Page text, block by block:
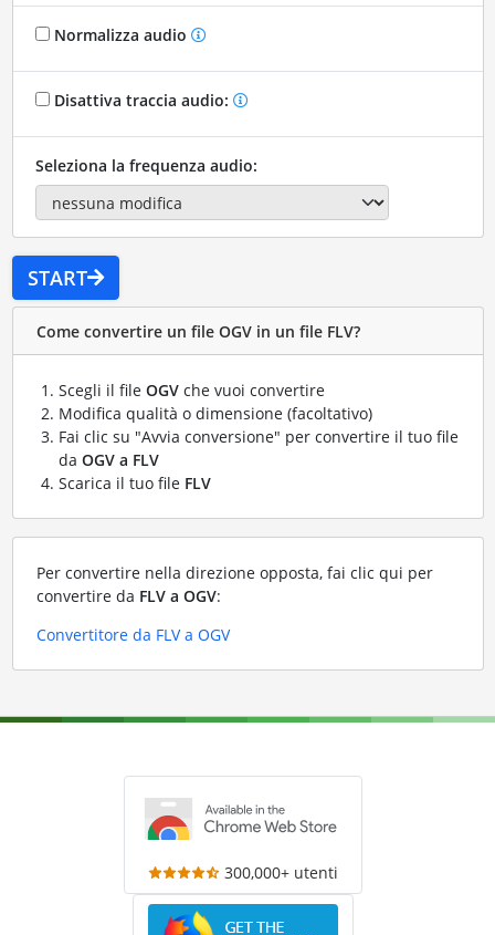
Normalizza audio
Disattiva traccia audio:
Seleziona la frequenza audio:
START
Come convertire un file OGV in un file FLV?
Scegli il file OGVche vuoi convertire
Modifica qualità o dimensione (facoltativo)
Fai clic su "Avvia conversione" per convertire il tuo file
da OGV a FLV
Scarica il tuo file FLV
Per convertire nella direzione opposta, fai clic qui per
convertire da FLV a OGV:
Convertitore da FLV a OGV
300,000+ utenti